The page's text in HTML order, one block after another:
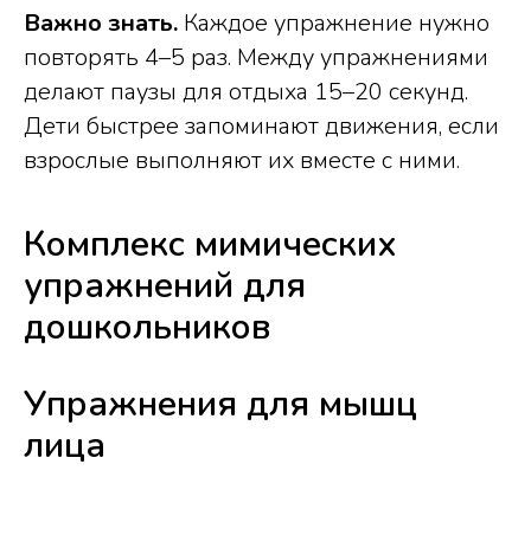
Важно знать. Каждое упражнение нужно
повторять 4–5 раз. Между упражнениями
делают паузы для отдыха 15–20 секунд.
Дети быстрее запоминают движения, если
взрослые выполняют их вместе с ними.
Комплекс мимических
упражнений для
дошкольников
Упражнения для мышц
лица